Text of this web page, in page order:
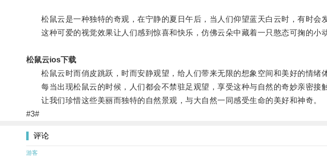
松鼠云是一种独特的奇观，在宁静的夏日午后，当人们仰望蓝天白云时，有时会
这种可爱的视觉效果让人们感到惊喜和快乐，仿佛云朵中藏着一只憨态可掬的小动
松鼠云ios下载
松鼠云时而俏皮跳跃，时而安静观望，给人们带来无限的想象空间和美好的情绪体
每当出现松鼠云的时候，人们都会不禁驻足观望，享受这种与自然的奇妙亲密接触
让我们珍惜这些美丽而独特的自然景观，与大自然一同感受生命的美好和神奇。
#3#
评论
游客